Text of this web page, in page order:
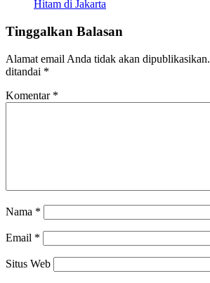
Hitam di Jakarta
Tinggalkan Balasan
Alamat email Anda tidak akan dipublikasikan.
ditandai *
Komentar *
Nama *
Email *
Situs Web